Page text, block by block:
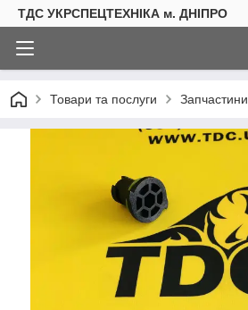
ТДС УКРСПЕЦТЕХНІКА м. ДНІПРО
Товари та послуги Запчастини